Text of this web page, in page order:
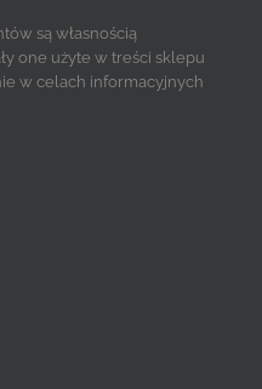
są własnością
one użyte w treści sklepu
w celach informacyjnych